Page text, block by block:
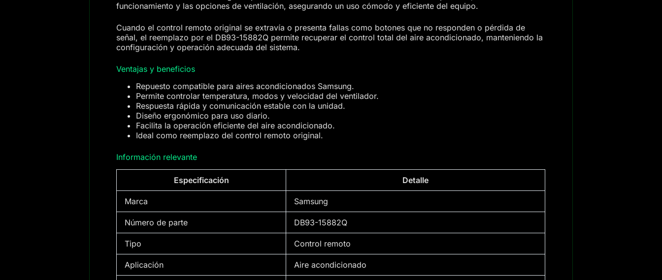
funcionamiento y las opciones de ventilación, asegurando un uso cómodo y eficiente del equipo.
Cuando el control remoto original se extravía o presenta fallas como botones que no responden o pérdida de
señal, el reemplazo por el DB93-15882Q permite recuperar el control total del aire acondicionado, manteniendo la
configuración y operación adecuada del sistema.
Ventajas y beneficios
Repuesto compatible para aires acondicionados Samsung.
Permite controlar temperatura, modos y velocidad del ventilador.
Respuesta rápida y comunicación estable con la unidad.
Diseño ergonómico para uso diario.
Facilita la operación eficiente del aire acondicionado.
Ideal como reemplazo del control remoto original.
Información relevante
Especificación Detalle
Marca Samsung
Número de parte DB93-15882Q
Tipo Control remoto
Aplicación Aire acondicionado